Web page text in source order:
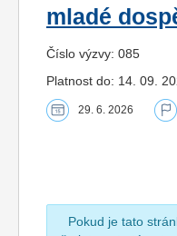
mladé
Číslo výzvy: 085
Platnost do: 14. 09.
29. 6. 2026
Pokud je tato